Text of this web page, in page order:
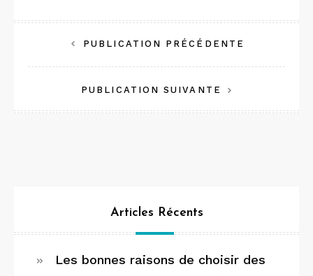
Navigation
de
l’article
PUBLICATION PRÉCÉDENTE
PUBLICATION SUIVANTE
Articles Récents
Les bonnes raisons de choisir des